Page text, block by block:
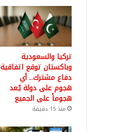
تركيا والسعودية
وباكستان توقع اتفاقية
دفاع مشترك.. أي
هجوم على دولة يُعد
هجوماً على الجميع
منذ 15 دقيقة